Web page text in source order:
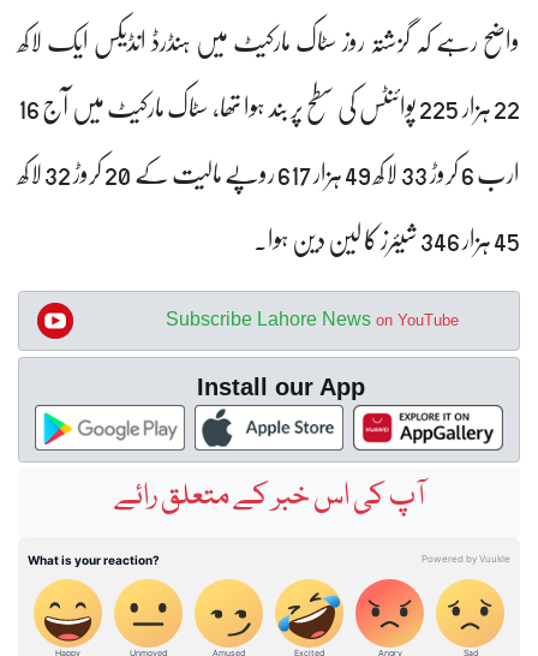
واضح رہے کہ گزشتہ روز سٹاک مارکیٹ میں ہنڈرڈ انڈیکس ایک لاکھ
22 ہزار 225 پوائنٹس کی سطح پر بند ہوا تھا، سٹاک مارکیٹ میں آج 16
ارب 6 کروڑ 33 لاکھ 49 ہزار 617 روپے مالیت کے 20 کروڑ 32 لاکھ
45 ہزار 346 شیئرز کا لین دین ہوا۔
Subscribe Lahore News on YouTube
Install our App
آپ کی اس خبر کے متعلق رائے